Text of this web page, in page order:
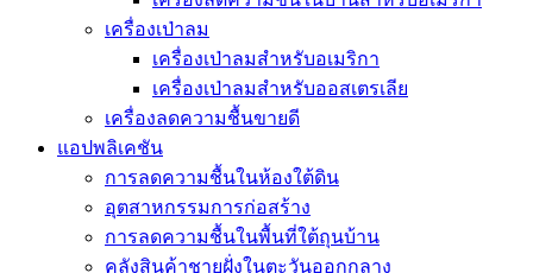
เครื่องเป่าลม
เครื่องเป่าลมสำหรับอเมริกา
เครื่องเป่าลมสำหรับออสเตรเลีย
เครื่องลดความชื้นขายดี
แอปพลิเคชัน
การลดความชื้นในห้องใต้ดิน
อุตสาหกรรมการก่อสร้าง
การลดความชื้นในพื้นที่ใต้ถุนบ้าน
คลังสินค้าชายฝั่งในตะวันออกกลาง